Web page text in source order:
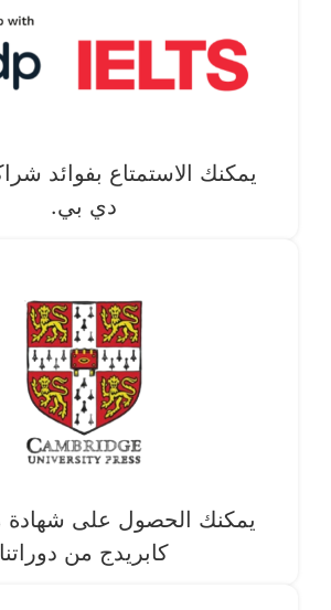
يمكنك الاستمتاع بفوائد
دي بي.
يمكنك الحصول على شهادة
كابريدج من دوراتنا